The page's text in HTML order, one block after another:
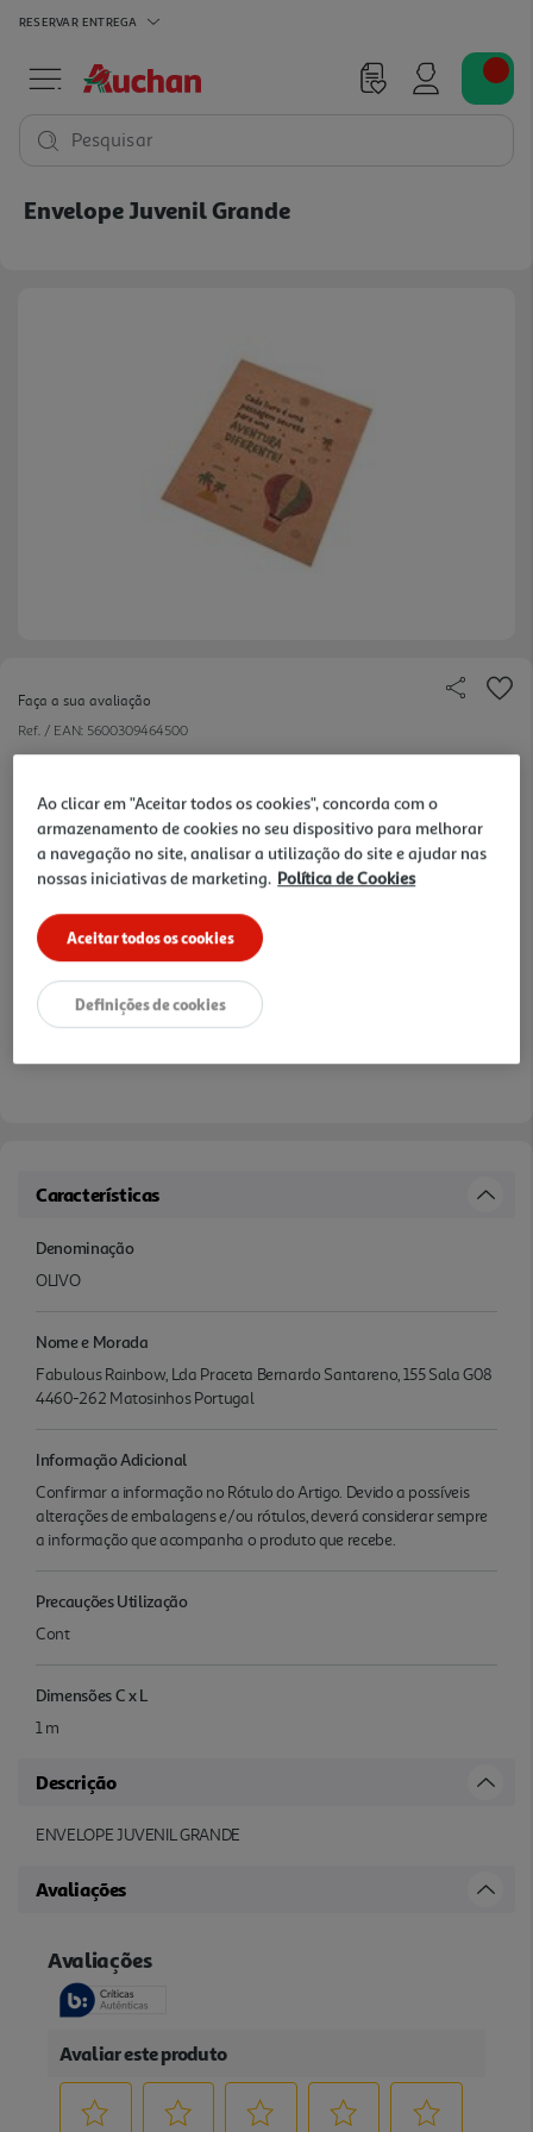
RESERVAR ENTREGA
Pesquisar
Envelope Juvenil Grande
Faça a sua avaliação
Ref. / EAN: 5600309464500
1,05 €
Notas de preparação
Características
Denominação
OLIVO
Nome e Morada
Fabulous Rainbow, Lda Praceta Bernardo Santareno, 155 Sala G08
4460-262 Matosinhos Portugal
Informação Adicional
Confirmar a informação no Rótulo do Artigo. Devido a possíveis
alterações de embalagens e/ou rótulos, deverá considerar sempre
a informação que acompanha o produto que recebe.
Precauções Utilização
Cont
Dimensões C x L
1 m
Descrição
ENVELOPE JUVENIL GRANDE
Avaliações
Ao clicar em "Aceitar todos os cookies", concorda com o
armazenamento de cookies no seu dispositivo para melhorar
a navegação no site, analisar a utilização do site e ajudar nas
nossas iniciativas de marketing. Política de Cookies
Aceitar todos os cookies
Definições de cookies